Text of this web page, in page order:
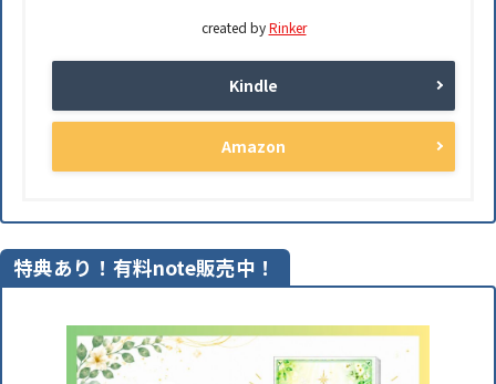
created byRinker
Kindle
Amazon
特典あり！有料note販売中！